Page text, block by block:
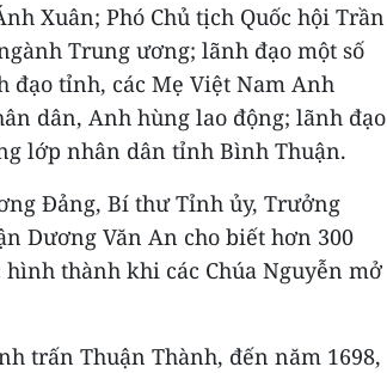
Xuân; Phó Chủ tịch Quốc hội Trần
Trung ương; lãnh đạo một số
tỉnh, các Mẹ Việt Nam Anh
dân, Anh hùng lao động; lãnh đạo
lớp nhân dân tỉnh Bình Thuận.
Đảng, Bí thư Tỉnh ủy, Trưởng
Dương Văn An cho biết hơn 300
thành khi các Chúa Nguyễn mở
trấn Thuận Thành, đến năm 1698,